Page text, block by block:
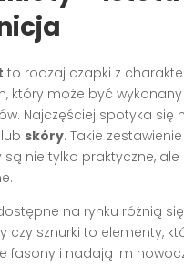
to rodzaj czapki z
który może być
Najczęściej spotyka się
lub skóry. Takie
są nie tylko praktyczne,
na rynku różnią
czy sznurki to elementy,
fasony i nadają im